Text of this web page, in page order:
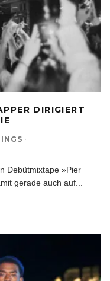
DIRIGIERT
·
Debütmixtape »Pier
gerade auch auf